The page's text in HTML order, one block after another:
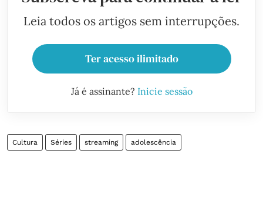
Leia todos os artigos sem interrupções.
Ter acesso ilimitado
Já é assinante? Inicie sessão
Cultura Séries streaming adolescência